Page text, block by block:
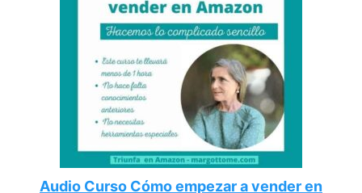
Audio Curso Cómo empezar a vender en